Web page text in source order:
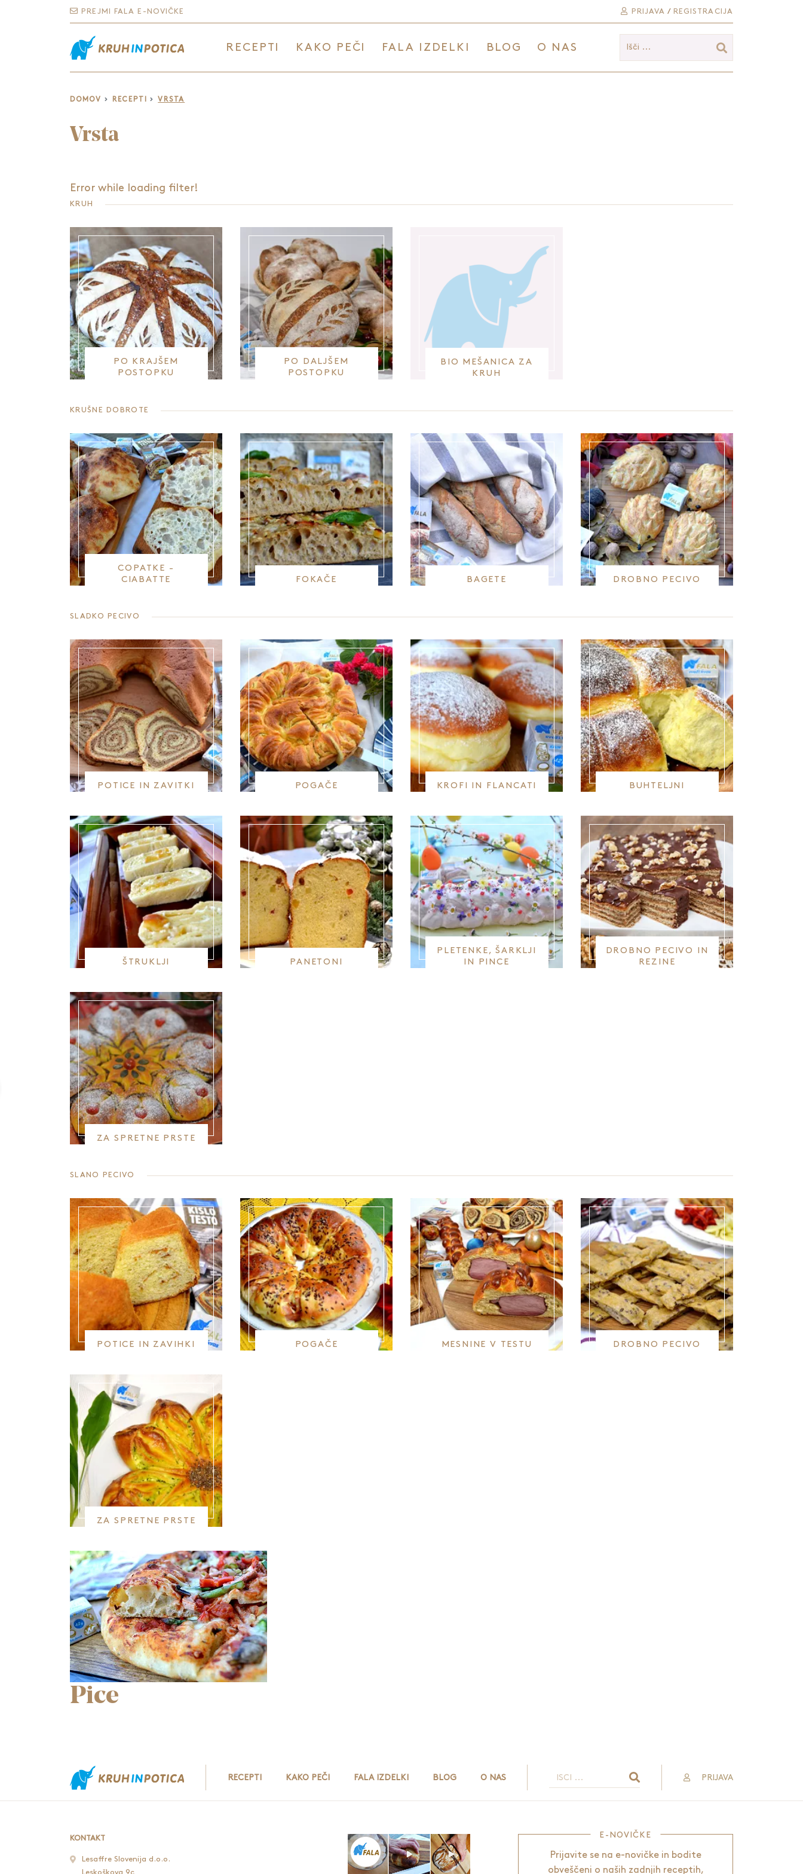
PREJMI FALA E-NOVIČKE PRIJAVA / REGISTRACIJA
Išči ...
RECEPTI KAKO PEČI FALA IZDELKI BLOG O NAS
DOMOV RECEPTI VRSTA
Vrsta
Error while loading filter!
KRUH
PO KRAJŠEM
POSTOPKU
PO DALJŠEM
POSTOPKU
BIO MEŠANICA ZA
KRUH
KRUŠNE DOBROTE
COPATKE -
CIABATTE
FOKAČE BAGETE DROBNO PECIVO
SLADKO PECIVO
POTICE IN ZAVITKI POGAČE KROFI IN FLANCATI BUHTELJNI
ŠTRUKLJI PANETONI
PLETENKE, ŠARKLJI
IN PINCE
DROBNO PECIVO IN
REZINE
ZA SPRETNE PRSTE
SLANO PECIVO
POTICE IN ZAVIHKI POGAČE MESNINE V TESTU DROBNO PECIVO
ZA SPRETNE PRSTE
Pice
RECEPTI KAKO PEČI FALA IZDELKI BLOG O NAS PRIJAVA
KONTAKT
Lesaffre Slovenija d.o.o.
Leskoškova 9c
E-NOVIČKE
Prijavite se na e-novičke in bodite
obveščeni o naših zadnjih receptih,